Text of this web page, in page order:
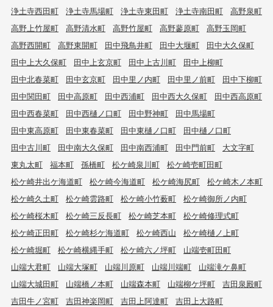
浄土寺西田町
浄土寺馬場町 浄土寺東田町 浄土寺南田町
高野泉町
高野上竹屋町
高野清水町 高野竹屋町 高野蓼原町
高野玉岡町
高野西開町
高野東開町 田中飛鳥井町 田中大堰町
田中大久保町
田中上大久保町
田中上玄京町 田中上古川町
田中上柳町
田中北春菜町
田中玄京町 田中里ノ内町 田中里ノ前町
田中下柳町
田中関田町
田中高原町 田中西浦町 田中西大久保町
田中西高原町
田中西春菜町
田中西樋ノ口町 田中野神町
田中馬場町
田中東高原町
田中東春菜町 田中東樋ノ口町
田中樋ノ口町
田中古川町
田中南大久保町 田中南西浦町 田中門前町
大文字町
東丸太町
福本町 孫橋町 松ケ崎泉川町
松ケ崎壱町田町
松ケ崎井出ケ海道町
松ケ崎今海道町 松ケ崎海尻町
松ケ崎木ノ本町
松ケ崎久土町
松ケ崎雲路町 松ケ崎小竹薮町
松ケ崎御所ノ内町
松ケ崎桜木町
松ケ崎三反長町 松ケ崎芝本町
松ケ崎修理式町
松ケ崎正田町
松ケ崎杉ケ海道町 松ケ崎西山
松ケ崎樋ノ上町
松ケ崎堀町
松ケ崎横縄手町 松ケ崎六ノ坪町
山端壱町田町
山端大君町
山端大塚町 山端川原町 山端川端町
山端滝ケ鼻町
山端大城田町
山端橋ノ本町 山端森本町 山端柳ケ坪町
吉田泉殿町
吉田牛ノ宮町
吉田神楽岡町 吉田上阿達町
吉田上大路町